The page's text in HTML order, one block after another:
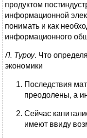
продуктом
информационной
понимать и как
информационного
Л. Туроу. Что
экономики
Последствия
преодолены, а
Сейчас
имеют ввиду